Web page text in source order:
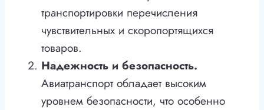
транспортировки перечисления
чувствительных и скоропортящихся
товаров.
Надежность и безопасность.
Авиатранспорт обладает высоким
уровнем безопасности, что особенно